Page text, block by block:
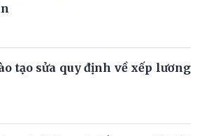
tạo sửa quy định về xếp lương